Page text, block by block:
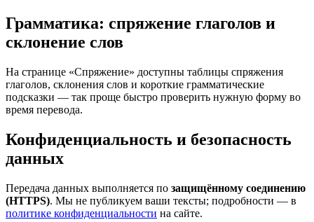
Грамматика: спряжение глаголов и
склонение слов
На странице «Спряжение» доступны таблицы спряжения
глаголов, склонения слов и короткие грамматические
подсказки — так проще быстро проверить нужную форму во
время перевода.
Конфиденциальность и безопасность
данных
Передача данных выполняется по защищённому соединению
(HTTPS). Мы не публикуем ваши тексты; подробности — в
политике конфиденциальности на сайте.